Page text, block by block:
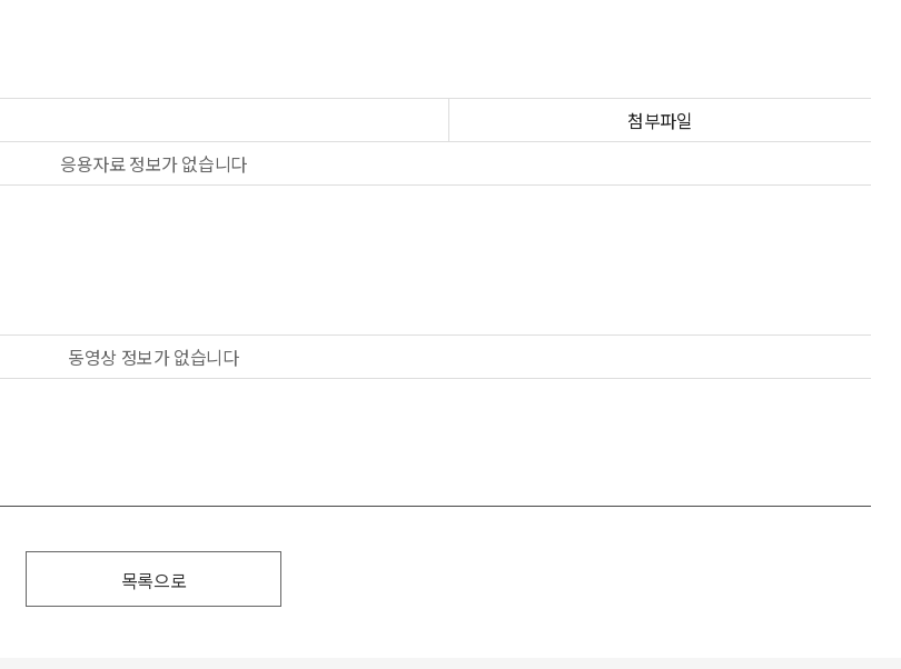
첨부파일
응용자료 정보가 없습니다
동영상 정보가 없습니다
목록으로